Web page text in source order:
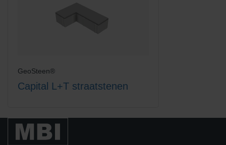
GeoSteen®
Capital L+T straatstenen